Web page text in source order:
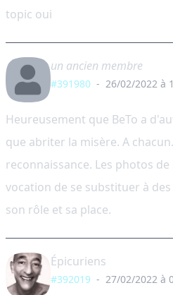
topic oui
un ancien membre
#391980 - 26/02/2022 à
Heureusement que BeTo a
que abriter la misère. A
reconnaissance. Les photos
vocation de se substituer à
son rôle et sa place.
Épicuriens
#392019 - 27/02/2022 à